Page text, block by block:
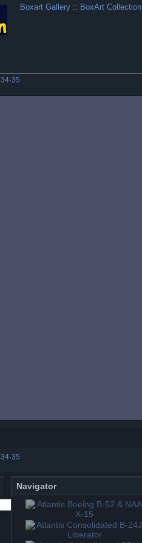
Boxart Gallery :: BoxArt Collection
34·35
34·35
Navigator